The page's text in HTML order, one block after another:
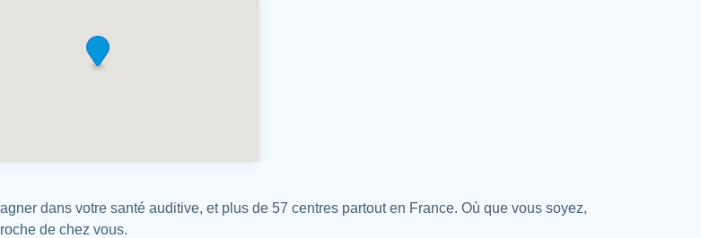
dans votre santé auditive, et plus de 57 centres partout en France. Où que vous soyez,
de chez vous.